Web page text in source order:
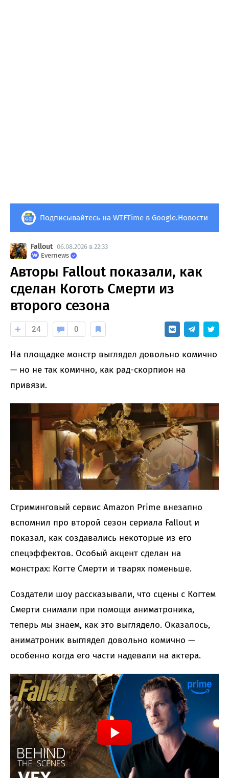
Подписывайтесь на WTFTime в Google.Новости
Fallout 06.08.2026 в 22:33
Evernews
Авторы Fallout показали, как
сделан Коготь Смерти из
второго сезона
24 0
На площадке монстр выглядел довольно комично
— но не так комично, как рад-скорпион на
привязи.
Стриминговый сервис Amazon Prime внезапно
вспомнил про второй сезон сериала Fallout и
показал, как создавались некоторые из его
спецэффектов. Особый акцент сделан на
монстрах: Когте Смерти и тварях поменьше.
Создатели шоу рассказывали, что сцены с Когтем
Смерти снимали при помощи аниматроника,
теперь мы знаем, как это выглядело. Оказалось,
аниматроник выглядел довольно комично —
особенно когда его части надевали на актера.